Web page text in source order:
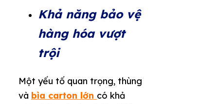
Khả năng bảo vệ
hàng hóa vượt
trội
Một yếu tố quan trọng, thùng
và bìa carton lớn có khả